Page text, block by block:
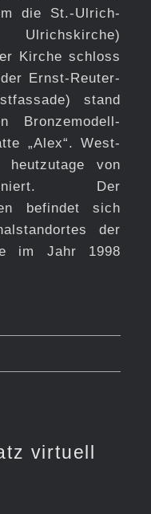
die St.-Ulrich-
Ulrichskirche)
Kirche schloss
Ernst-Reuter-
stand
Bronzemodell-
„Alex“. West-
heutzutage von
Der
befindet sich
der
im Jahr 1998
virtuell